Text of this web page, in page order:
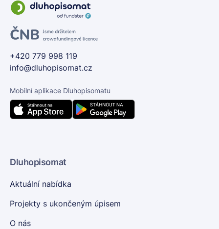
+420 779 998 119
info@dluhopisomat.cz
Mobilní aplikace Dluhopisomatu
Dluhopisomat
Aktuální nabídka
Projekty s ukončeným úpisem
O nás